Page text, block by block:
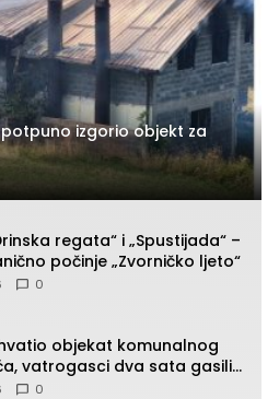
izgorio objekt za
regata“ i „Spustijada“ –
počinje „Zvorničko ljeto“
0
objekat komunalnog
vatrogasci dva sata gasili
0